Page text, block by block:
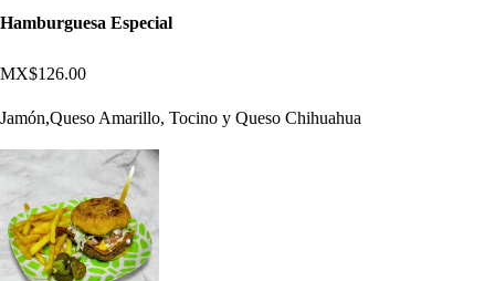
Hamburguesa Especial
MX$126.00
Jamón,Queso Amarillo, Tocino y Queso Chihuahua